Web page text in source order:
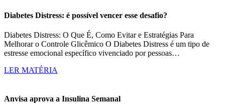
Diabetes Distress: é possível vencer esse desafio?
Diabetes Distress: O Que É, Como Evitar e Estratégias Para
Melhorar o Controle Glicêmico O Diabetes Distress é um tipo de
estresse emocional específico vivenciado por pessoas…
LER MATÉRIA
Anvisa aprova a Insulina Semanal